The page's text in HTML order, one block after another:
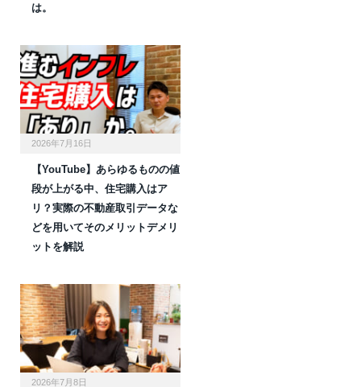
は。
2026年7月16日
【YouTube】あらゆるものの値
段が上がる中、住宅購入はア
リ？実際の不動産取引データな
どを用いてそのメリットデメリ
ットを解説
2026年7月8日